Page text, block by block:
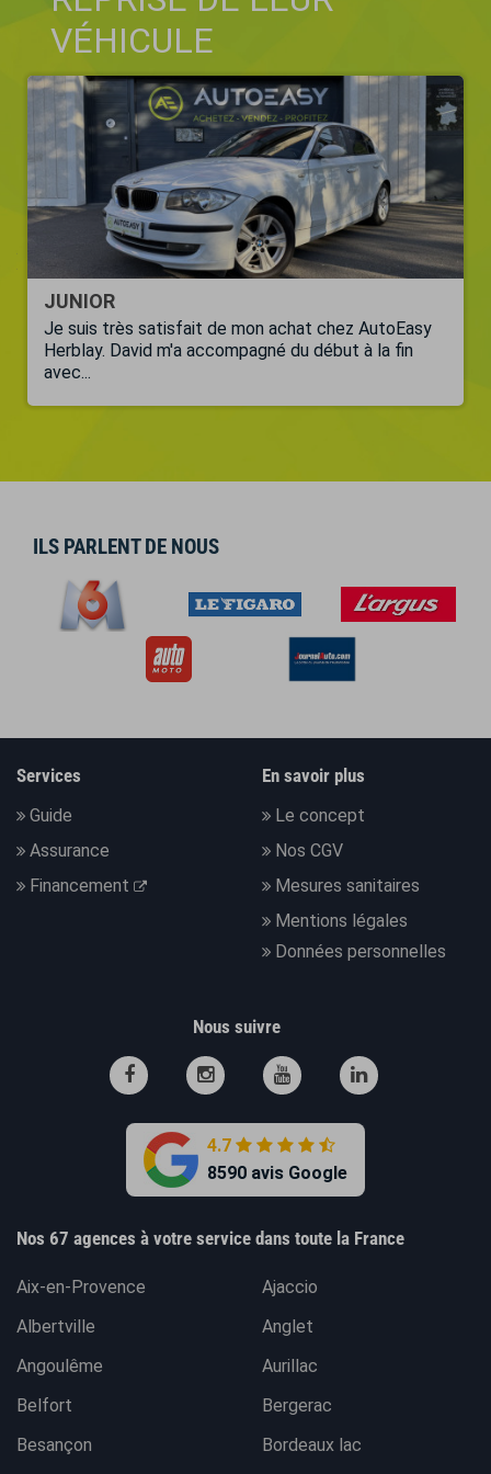
VÉHICULE
JUNIOR
Je suis très satisfait de mon achat chez AutoEasy
Herblay. David m'a accompagné du début à la fin
avec...
ILS PARLENT DE NOUS
Services
Guide
Assurance
Financement
En savoir plus
Le concept
Nos CGV
Mesures sanitaires
Mentions légales
Données personnelles
Nous suivre
4.7
8590 avis Google
Nos 67 agences à votre service dans toute la France
Aix-en-Provence
Ajaccio
Albertville
Anglet
Angoulême
Aurillac
Belfort
Bergerac
Besançon
Bordeaux lac